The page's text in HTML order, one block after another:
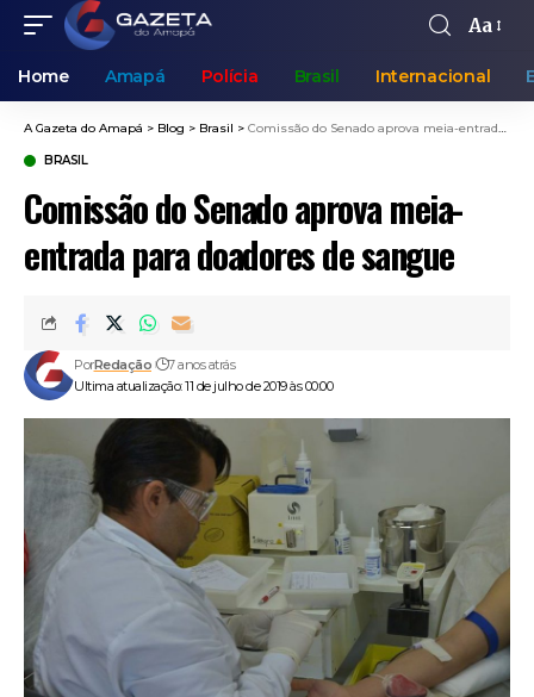
Aa
Home Amapá Polícia Brasil Internacional
A Gazeta do Amapá > Blog > Brasil > Comissão do Senado aprova meia-entrada para doadores de sangue
BRASIL
Comissão do Senado aprova meia-
entrada para doadores de sangue
Ultima atualização: 11 de julho de 2019 às 00:00
PorRedação 7 anos atrás